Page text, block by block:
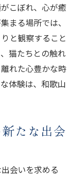
こぼれ、心が癒
まる場所では、
と観察すること
猫たちとの触れ
れた心豊かな時
体験は、和歌山
たな出会
会いを求める